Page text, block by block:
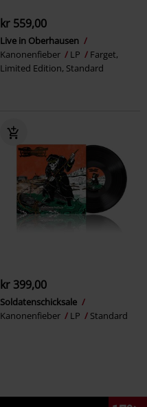
kr 559,00
Live in Oberhausen
Kanonenfieber
LP
Farget,
Limited Edition, Standard
kr 399,00
Soldatenschicksale
Kanonenfieber
LP Standard